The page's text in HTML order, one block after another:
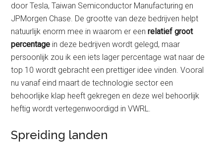
door Tesla, Taiwan Semiconductor Manufacturing en
JPMorgen Chase. De grootte van deze bedrijven helpt
natuurlijk enorm mee in waarom er eenrelatief groot
percentage in deze bedrijven wordt gelegd, maar
persoonlijk zou ik een iets lager percentage wat naar de
top 10 wordt gebracht een prettiger idee vinden. Vooral
nu vanaf eind maart de technologie sector een
behoorlijke klap heeft gekregen en deze wel behoorlijk
heftig wordt vertegenwoordigd in VWRL.
Spreiding landen